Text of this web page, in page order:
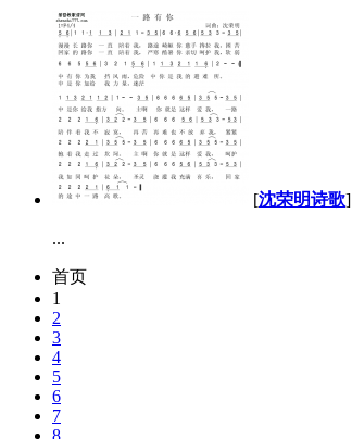
[沈荣明诗歌]
...
首页
1
2
3
4
5
6
7
8